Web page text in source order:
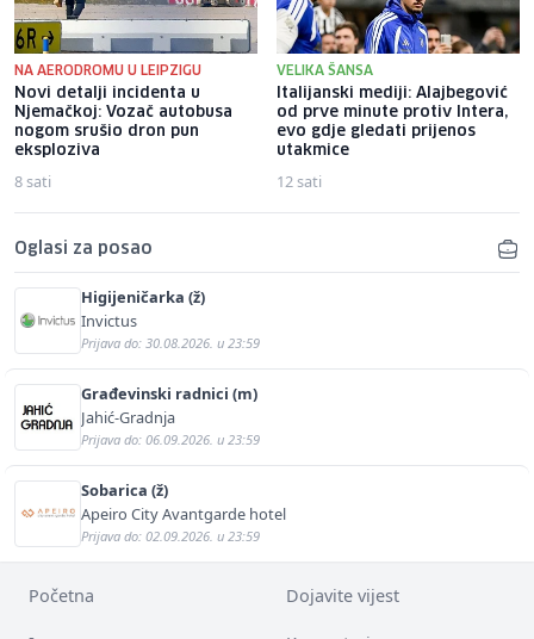
NA AERODROMU U LEIPZIGU
Novi detalji incidenta u
Njemačkoj: Vozač autobusa
nogom srušio dron pun
eksploziva
8 sati
VELIKA ŠANSA
Italijanski mediji: Alajbegović
od prve minute protiv Intera,
evo gdje gledati prijenos
utakmice
12 sati
Oglasi za posao
Higijeničarka (ž)
Invictus
Prijava do: 30.08.2026. u 23:59
Građevinski radnici (m)
Jahić-Gradnja
Prijava do: 06.09.2026. u 23:59
Sobarica (ž)
Apeiro City Avantgarde hotel
Prijava do: 02.09.2026. u 23:59
Početna Dojavite vijest